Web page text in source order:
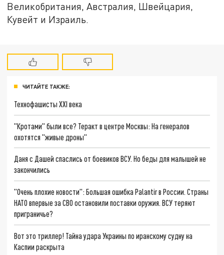
Великобритания, Австралия, Швейцария,
Кувейт и Израиль.
ЧИТАЙТЕ ТАКЖЕ:
Технофашисты XXI века
"Кротами" были все? Теракт в центре Москвы: На генералов
охотятся "живые дроны"
Даня с Дашей спаслись от боевиков ВСУ. Но беды для малышей не
закончились
"Очень плохие новости": Большая ошибка Palantir в России. Страны
НАТО впервые за СВО остановили поставки оружия. ВСУ теряют
приграничье?
Вот это триллер! Тайна удара Украины по иранскому судну на
Каспии раскрыта